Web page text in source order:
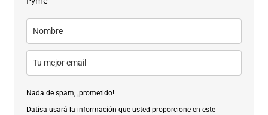
Nada de spam, ¡prometido!
Datisa usará la información que usted proporcione en este